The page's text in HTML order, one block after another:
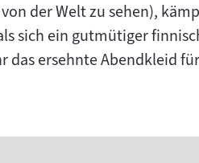
der Welt zu sehen),
sich ein gutmütiger
das ersehnte Abendkleid